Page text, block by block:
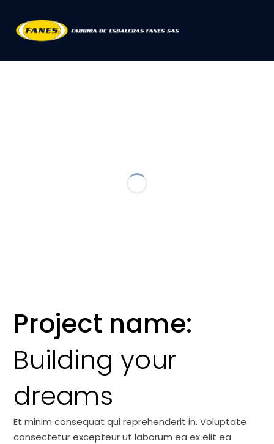
Project name:
Building your
dreams
Et minim consequat qui reprehenderit in. Voluptate
consectetur excepteur ut laborum ea ex elit ea